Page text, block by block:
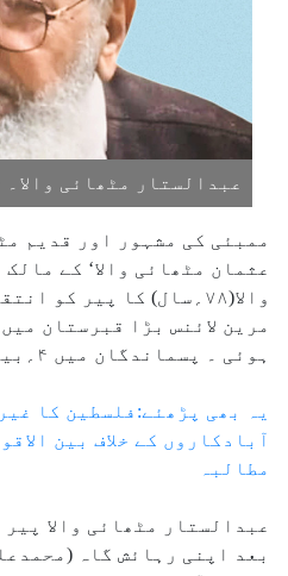
عبدالستار مٹھائی
ممبئی کی مشہور اور قدیم
عثمان مٹھائی والا‘ کے
والا(۷۸؍سال) کا پیر
مرین لائنس بڑا قبرستان
ہوئی ۔ پسماندگان میں ۴؍بیٹے اور ۳؍بیٹیاں ہیں۔
یہ بھی پڑھئے:فلسطین کا
آبادکاروں کے خلاف بین
مطالبہ
عبدالستار مٹھائی والا
بعد اپنی رہائش گاہ